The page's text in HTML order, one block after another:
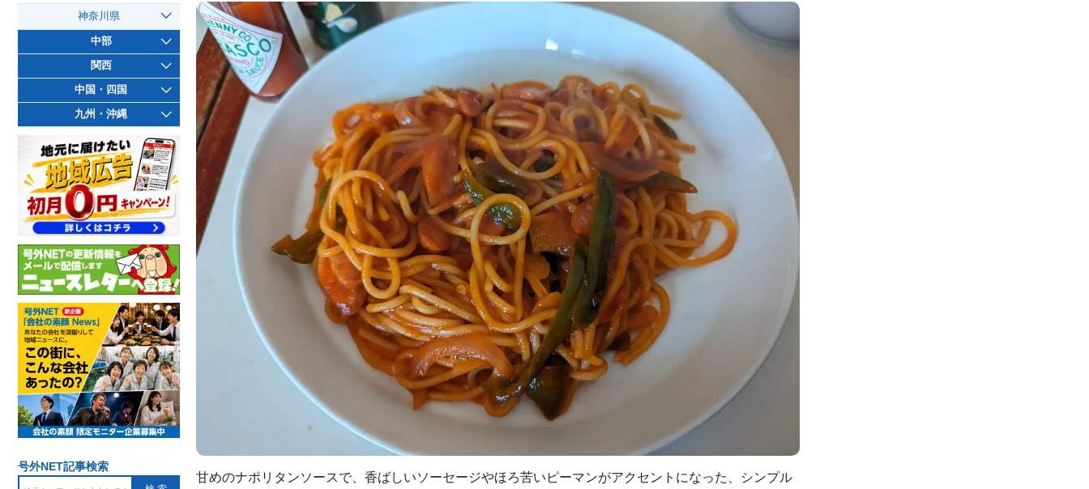
甘めのナポリタンソースで、香ばしいソーセージやほろ苦いピーマンがアクセントになった、シンプル
神奈川県
中部
関西
中国・四国
九州・沖縄
号外NET記事検索